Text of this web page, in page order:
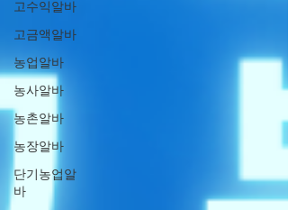
고수익알바
고금액알바
농업알바
농사알바
농촌알바
농장알바
단기농업알
바